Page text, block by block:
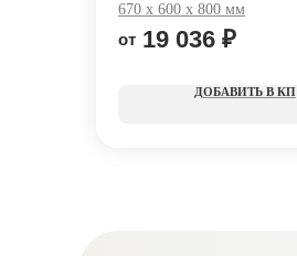
670 x 600 x 800 мм
19 036 ₽
КП